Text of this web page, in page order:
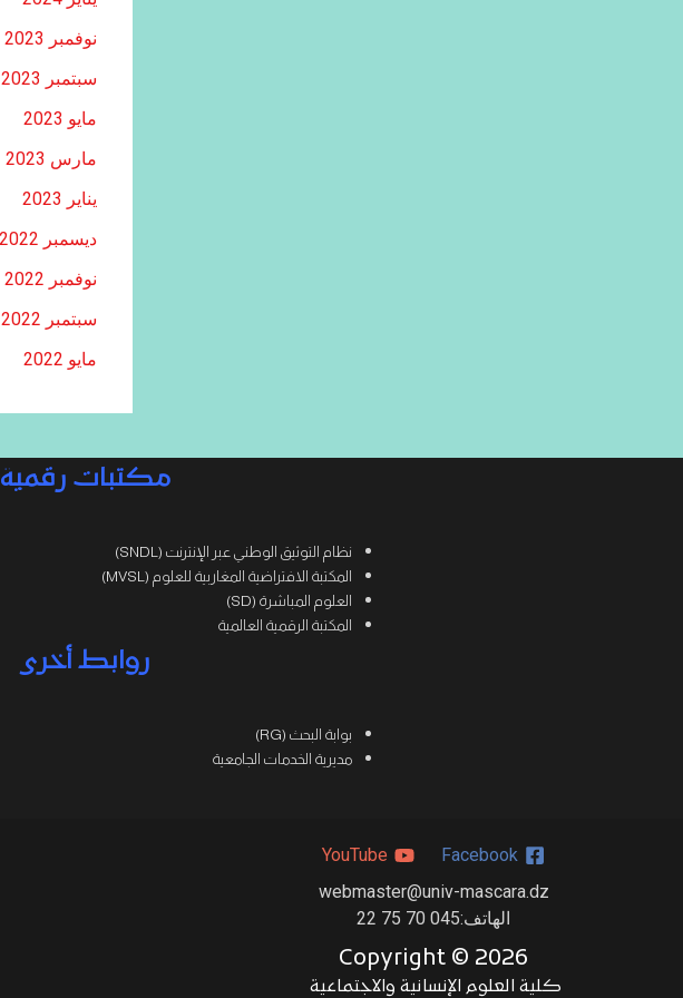
نوفمبر 2023
سبتمبر 2023
مايو 2023
مارس 2023
يناير 2023
ديسمبر 2022
نوفمبر 2022
سبتمبر 2022
مايو 2022
مكتبات رقمية
نظام التوثيق الوطني عبر الإنترنت (SNDL)
المكتبة الافتراضية المغاربية للعلوم (MVSL)
العلوم المباشرة (SD)
المكتبة الرقمية العالمية
روابط أخرى
بوابة البحث (RG)
مديرية الخدمات الجامعية
Facebook
YouTube
webmaster@univ-mascara.dz
الهاتف:045 70 75 22
Copyright © 2026
كلية العلوم الإنسانية والاجتماعية